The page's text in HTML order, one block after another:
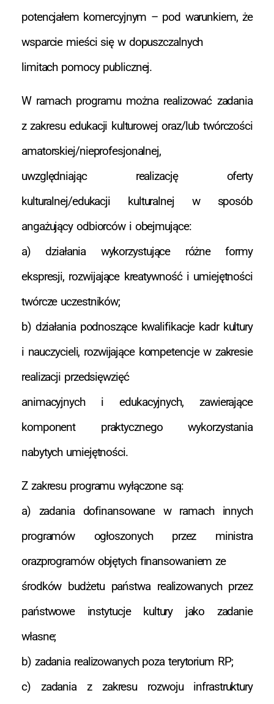
potencjałem komercyjnym – pod warunkiem, że
wsparcie mieści się w dopuszczalnych
limitach pomocy publicznej.
W ramach programu można realizować zadania
z zakresu edukacji kulturowej oraz/lub twórczości
amatorskiej/nieprofesjonalnej,
uwzględniając realizację oferty
kulturalnej/edukacji kulturalnej w sposób
angażujący odbiorców i obejmujące:
a) działania wykorzystujące różne formy
ekspresji, rozwijające kreatywność i umiejętności
twórcze uczestników;
b) działania podnoszące kwalifikacje kadr kultury
i nauczycieli, rozwijające kompetencje w zakresie
realizacji przedsięwzięć
animacyjnych i edukacyjnych, zawierające
komponent praktycznego wykorzystania
nabytych umiejętności.
Z zakresu programu wyłączone są:
a) zadania dofinansowane w ramach innych
programów ogłoszonych przez ministra
orazprogramów objętych finansowaniem ze
środków budżetu państwa realizowanych przez
państwowe instytucje kultury jako zadanie
własne;
b) zadania realizowanych poza terytorium RP;
c) zadania z zakresu rozwoju infrastruktury